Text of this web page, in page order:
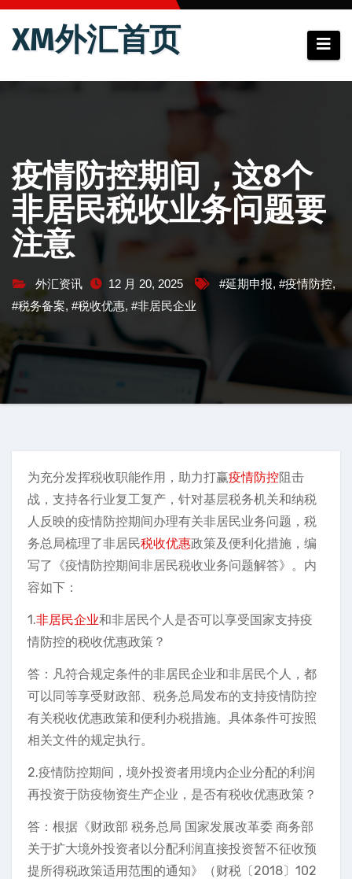
跳
XM外汇首页
疫情防控期间，这8个
非居民税收业务问题要
注意
外汇资讯 12 月 20, 2025 #延期申报, #疫情防控,
#税务备案, #税收优惠, #非居民企业
为充分发挥税收职能作用，助力打赢疫情防控阻击
战，支持各行业复工复产，针对基层税务机关和纳税
人反映的疫情防控期间办理有关非居民业务问题，税
务总局梳理了非居民税收优惠政策及便利化措施，编
写了《疫情防控期间非居民税收业务问题解答》。内
容如下：
1.非居民企业和非居民个人是否可以享受国家支持疫
情防控的税收优惠政策？
答：凡符合规定条件的非居民企业和非居民个人，都
可以同等享受财政部、税务总局发布的支持疫情防控
有关税收优惠政策和便利办税措施。具体条件可按照
相关文件的规定执行。
2.疫情防控期间，境外投资者用境内企业分配的利润
再投资于防疫物资生产企业，是否有税收优惠政策？
答：根据《财政部 税务总局 国家发展改革委 商务部
关于扩大境外投资者以分配利润直接投资暂不征收预
提所得税政策适用范围的通知》（财税〔2018〕102